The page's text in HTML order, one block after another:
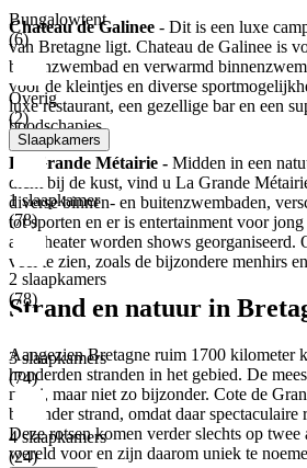
Chateau de Galinee - Dit is een luxe
van Bretagne ligt. Chateau de Galinee is
buitenzwembad en verwarmd
voor de kleintjes en diverse
luxe restaurant, een gezellige bar en een
boodschapjes.
La Grande Métairie - Midden in een
dicht bij de kust, vind u La Grande
diverse binnen- en buitenzwembaden,
tot sporten en er is entertainment voor
amfitheater worden shows georganiseerd.
veel te zien, zoals de bijzondere menhirs
Strand en natuur in
Aangezien Bretagne ruim 1700 kilometer
honderden stranden in het gebied. De
mooi, maar niet zo bijzonder. Cote de
bijzonder strand, omdat daar spectaculaire
Deze rotsen komen verder slechts op twee
wereld voor en zijn daarom uniek te
Bungalowtent
(6)
Overig
(2)
Slaapkamers
1 slaapkamer
(78)
2 slaapkamers
(78)
3 slaapkamers
(74)
4 slaapkamers
(24)